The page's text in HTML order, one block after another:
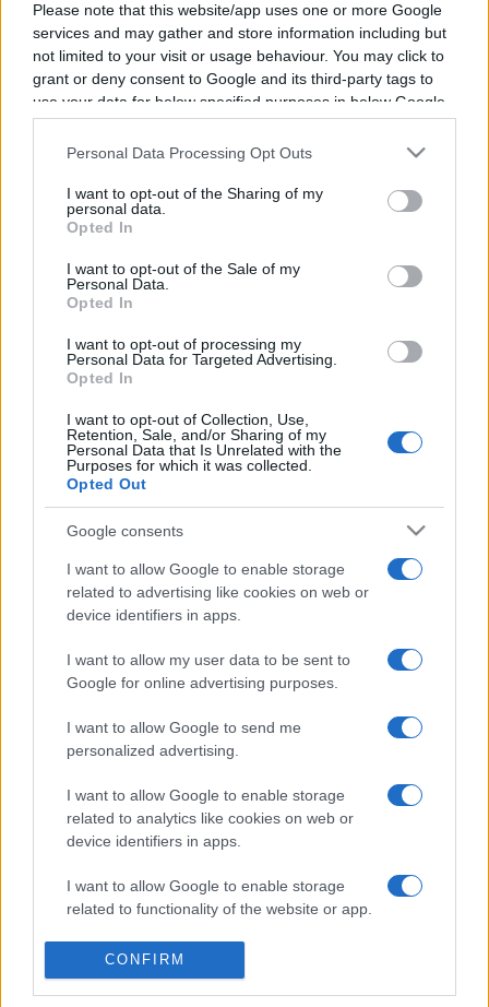
Please note that this website/app uses one or more Google
services and may gather and store information including but
not limited to your visit or usage behaviour. You may click to
grant or deny consent to Google and its third-party tags to
use your data for below specified purposes in below Google
consent section.
Personal Data Processing Opt Outs
I want to opt-out of the Sharing of my
personal data.
Opted In
I want to opt-out of the Sale of my
Personal Data.
Opted In
I want to opt-out of processing my
Personal Data for Targeted Advertising.
Opted In
I want to opt-out of Collection, Use,
Retention, Sale, and/or Sharing of my
Personal Data that Is Unrelated with the
Purposes for which it was collected.
Opted Out
Google consents
I want to allow Google to enable storage
related to advertising like cookies on web or
device identifiers in apps.
I want to allow my user data to be sent to
Google for online advertising purposes.
I want to allow Google to send me
personalized advertising.
I want to allow Google to enable storage
related to analytics like cookies on web or
device identifiers in apps.
I want to allow Google to enable storage
related to functionality of the website or app.
I want to allow Google to enable storage
related to personalization.
CONFIRM
Programme TV Rugby>Pro D2> Agen - Provence
Rugby
Vendredi 10 Janvier 2025
19h30
Agen
Provence
Rugby
Il existe 2 autres matchs à venir entre ces
deux équipes :
Provence Rugby - Agen (Jeudi 27 Août)
Agen - Provence Rugby (Vendredi 14 Mai
diffusion TV Agen Provence Rugby
CANAL+LIVE4 . Ce match de la 16e journée dePro D2
verra s'affronterAgenetProvence Rugby
, et aura lieu
Vendredi 10 Janvier 2025 à 19h30. Pour vous procurer
places Agen Provence Rugby
notre partenaire
Places-de-Rugby.com cliquez ici.
Pour suivre l'actu Pro D2, n'hésitez pas à vous rendre
chez notre partenaire RezoSport.com qui sélectionne
l'actu rugby issue des meilleurs médias, et propose
également les classements, calendriers et résultats.